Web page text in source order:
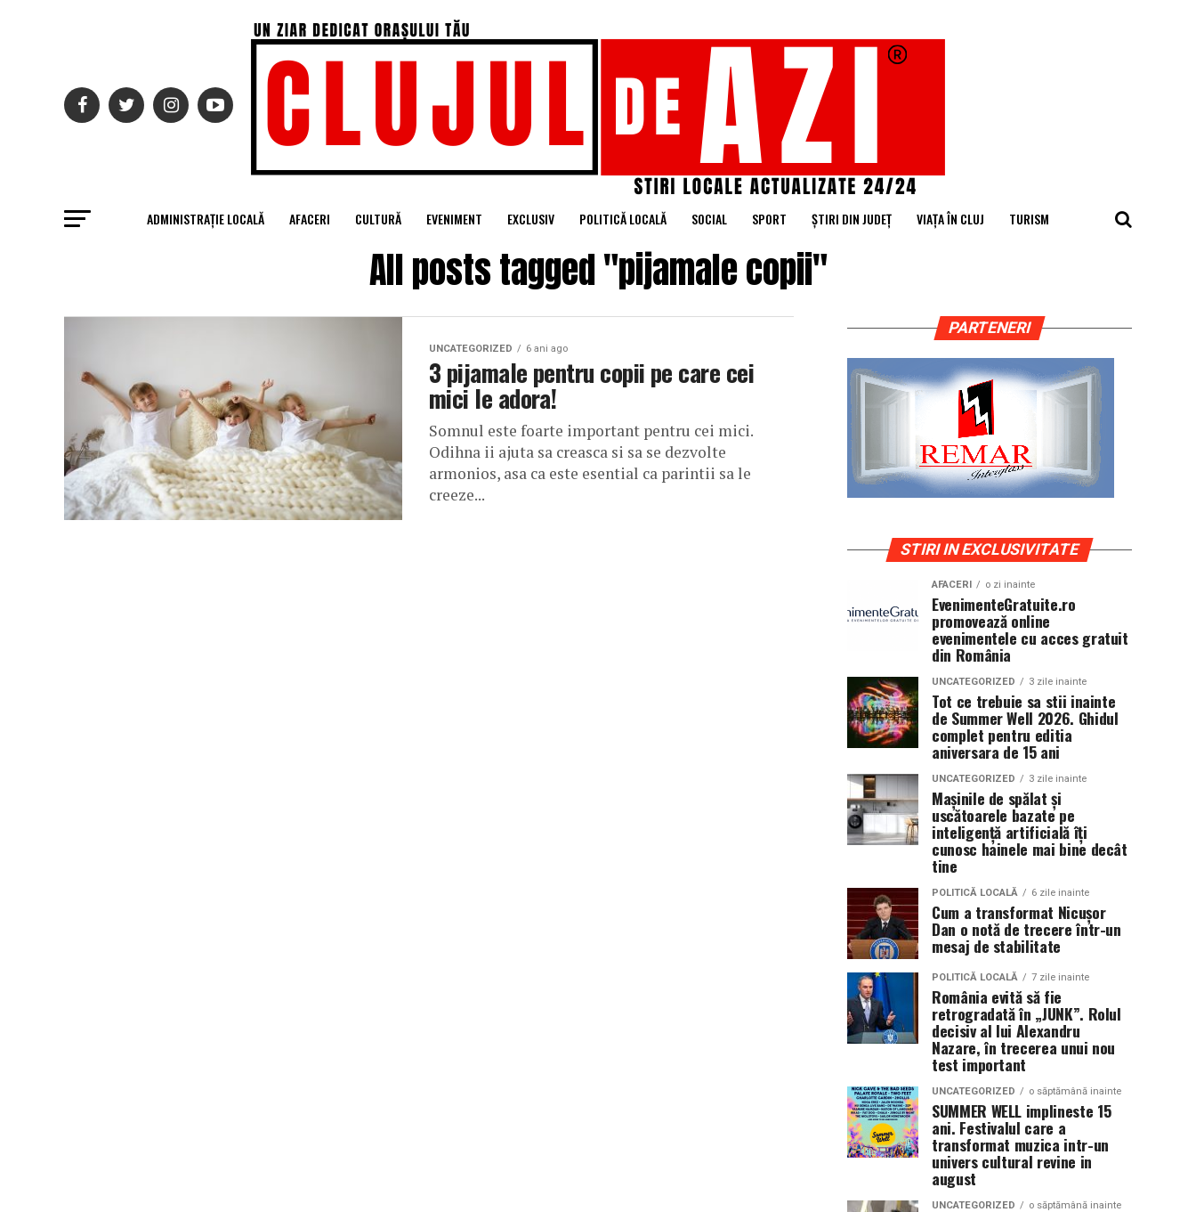
ADMINISTRAȚIE LOCALĂ AFACERI CULTURĂ EVENIMENT EXCLUSIV POLITICĂ LOCALĂ SOCIAL SPORT ȘTIRI DIN JUDEȚ VIAȚA ÎN CLUJ TURISM
All posts tagged "pijamale copii"
UNCATEGORIZED 6 ani ago
3 pijamale pentru copii pe care cei
mici le adora!
Somnul este foarte important pentru cei mici.
Odihna ii ajuta sa creasca si sa se dezvolte
armonios, asa ca este esential ca parintii sa le
creeze...
PARTENERI
STIRI IN EXCLUSIVITATE
AFACERI o zi inainte
EvenimenteGratuite.ro
promovează online
evenimentele cu acces gratuit
din România
UNCATEGORIZED 3 zile inainte
Tot ce trebuie sa stii inainte
de Summer Well 2026. Ghidul
complet pentru editia
aniversara de 15 ani
UNCATEGORIZED 3 zile inainte
Mașinile de spălat și
uscătoarele bazate pe
inteligență artificială îți
cunosc hainele mai bine decât
tine
POLITICĂ LOCALĂ 6 zile inainte
Cum a transformat Nicușor
Dan o notă de trecere într-un
mesaj de stabilitate
POLITICĂ LOCALĂ 7 zile inainte
România evită să fie
retrogradată în „JUNK”. Rolul
decisiv al lui Alexandru
Nazare, în trecerea unui nou
test important
UNCATEGORIZED o săptămână inainte
SUMMER WELL implineste 15
ani. Festivalul care a
transformat muzica intr-un
univers cultural revine in
august
UNCATEGORIZED o săptămână inainte